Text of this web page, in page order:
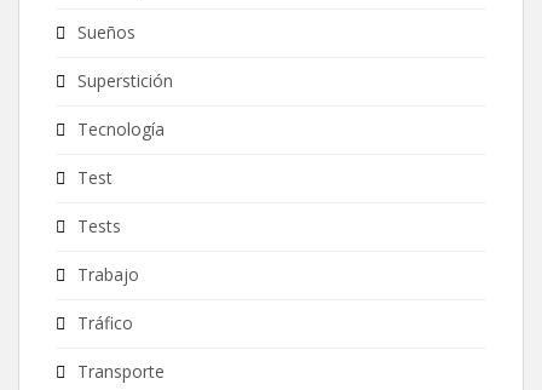
Sueños
Superstición
Tecnología
Test
Tests
Trabajo
Tráfico
Transporte